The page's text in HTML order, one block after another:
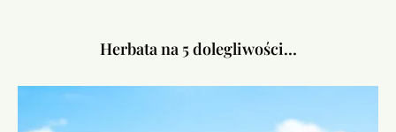
Herbata na 5 dolegliwości…